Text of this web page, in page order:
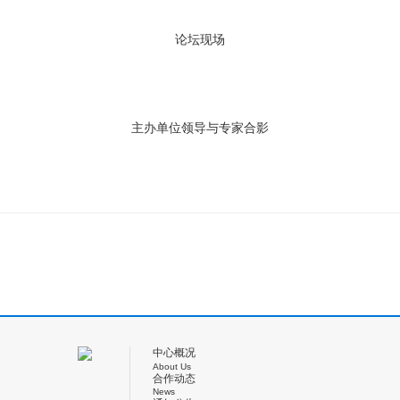
论坛现场
主办单位领导与专家合影
中心概况
About Us
合作动态
News